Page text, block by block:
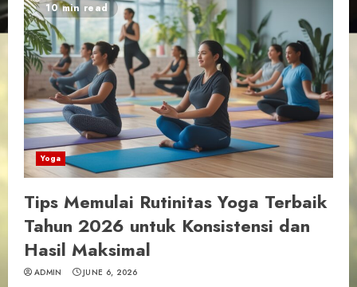
10 min read
Yoga
Tips Memulai Rutinitas Yoga Terbaik
Tahun 2026 untuk Konsistensi dan
Hasil Maksimal
ADMIN JUNE 6, 2026